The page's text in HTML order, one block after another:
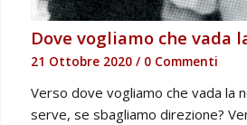
Dove vogliamo che vada
21 Ottobre 2020 / 0 Commenti
Verso dove vogliamo che vada la
serve, se sbagliamo direzione?